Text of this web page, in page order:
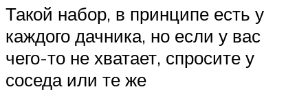
Такой набор, в принципе есть у
каждого дачника, но если у вас
чего-то не хватает, спросите у
соседа или те же